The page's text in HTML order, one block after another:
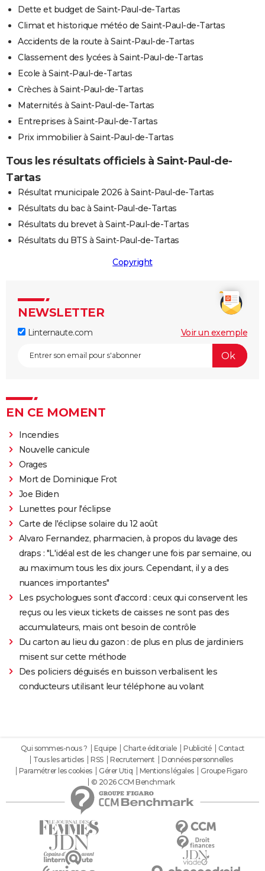
Dette et budget de Saint-Paul-de-Tartas
Climat et historique météo de Saint-Paul-de-Tartas
Accidents de la route à Saint-Paul-de-Tartas
Classement des lycées à Saint-Paul-de-Tartas
Ecole à Saint-Paul-de-Tartas
Crèches à Saint-Paul-de-Tartas
Maternités à Saint-Paul-de-Tartas
Entreprises à Saint-Paul-de-Tartas
Prix immobilier à Saint-Paul-de-Tartas
Tous les résultats officiels à Saint-Paul-de-
Tartas
Résultat municipale 2026 à Saint-Paul-de-Tartas
Résultats du bac à Saint-Paul-de-Tartas
Résultats du brevet à Saint-Paul-de-Tartas
Résultats du BTS à Saint-Paul-de-Tartas
Copyright
NEWSLETTER
Linternaute.com Voir un exemple
EN CE MOMENT
Incendies
Nouvelle canicule
Orages
Mort de Dominique Frot
Joe Biden
Lunettes pour l'éclipse
Carte de l'éclipse solaire du 12 août
Alvaro Fernandez, pharmacien, à propos du lavage des
draps : "L'idéal est de les changer une fois par semaine, ou
au maximum tous les dix jours. Cependant, il y a des
nuances importantes"
Les psychologues sont d'accord : ceux qui conservent les
reçus ou les vieux tickets de caisses ne sont pas des
accumulateurs, mais ont besoin de contrôle
Du carton au lieu du gazon : de plus en plus de jardiniers
misent sur cette méthode
Des policiers déguisés en buisson verbalisent les
conducteurs utilisant leur téléphone au volant
Qui sommes-nous ? Equipe Charte éditoriale Publicité
Contact
Tous les articles
RSS Recrutement
Données personnelles
Paramétrer les cookies
Gérer Utiq Mentions légales
Groupe Figaro
© 2026 CCM Benchmark